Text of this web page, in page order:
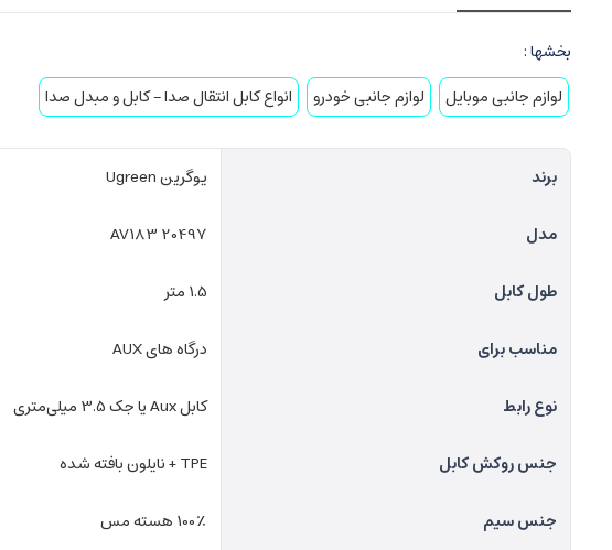
بخشها :
لوازم جانبی موبایل
لوازم جانبی خودرو انواع کابل انتقال صدا – کابل و مبدل صدا
برند یوگرین Ugreen
مدل AV183 20497
طول کابل 1.5 متر
مناسب برای درگاه های AUX
نوع رابط کابل Aux یا جک 3.5 میلی‌متری
جنس روکش کابل TPE + نایلون بافته شده
جنس سیم 100٪ هسته مس